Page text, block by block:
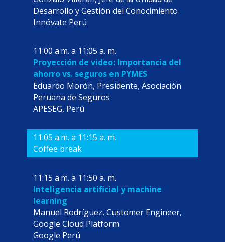
Desarrollo y Gestión del Conocimiento
Innóvate Perú
11:00 a.m. a 11:05 a. m.
Proyección de video: Importancia del
ahorro vs. seguros en PYMES
Eduardo Morón, Presidente, Asociación
Peruana de Seguros
APESEG, Perú
11:05 a.m. a 11:15 a. m.
Coffee break
11:15 a.m. a 11:50 a. m.
Inteligencia artificial y machine
learning
Manuel Rodríguez, Customer Engineer,
Google Cloud Platform
Google Perú